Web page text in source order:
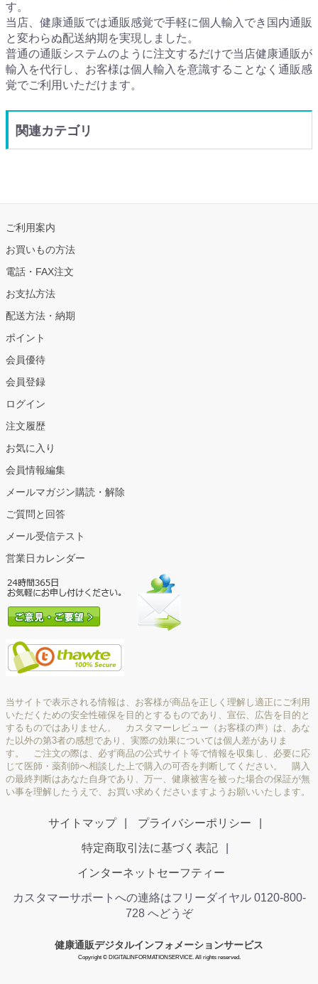
す。
当店、健康通販では通販感覚で手軽に個人輸入でき国内通販
と変わらぬ配送納期を実現しました。
普通の通販システムのように注文するだけで当店健康通販が
輸入を代行し、お客様は個人輸入を意識することなく通販感
覚でご利用いただけます。
関連カテゴリ
ご利用案内
お買いもの方法
電話・FAX注文
お支払方法
配送方法・納期
ポイント
会員優待
会員登録
ログイン
注文履歴
お気に入り
会員情報編集
メールマガジン購読・解除
ご質問と回答
メール受信テスト
営業日カレンダー
当サイトで表示される情報は、お客様が商品を正しく理解し適正にご利用
いただくための安全性確保を目的とするものであり、宣伝、広告を目的と
するものではありません。 カスタマーレビュー（お客様の声）は、あな
た以外の第3者の感想であり、実際の効果については個人差がありま
す。 ご注文の際は、必ず商品の公式サイト等で情報を収集し、必要に応
じて医師・薬剤師へ相談した上で購入の可否を判断してください。 購入
の最終判断はあなた自身であり、万一、健康被害を被った場合の保証が無
い事を理解したうえで、お買い求めくださいますようお願いいたします。
サイトマップ プライバシーポリシー
特定商取引法に基づく表記
インターネットセーフティー
カスタマーサポートへの連絡はフリーダイヤル 0120-800-
728 へどうぞ
健康通販デジタルインフォメーションサービス
Copyright © DIGITALINFORMATIONSERVICE. All rights reserved.